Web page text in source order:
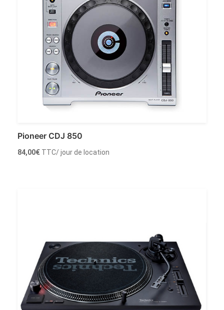
Pioneer CDJ 850
84,00€ TTC/ jour de location